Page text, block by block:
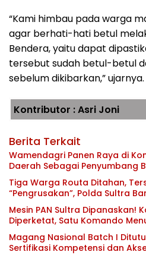
“Kami himbau pada warga
agar berhati-hati betul
Bendera, yaitu dapat
tersebut sudah betul-betul
sebelum dikibarkan,” ujarnya.
Kontributor : Asri Joni
Berita Terkait
Wamendagri Panen Raya di
Daerah Sebagai Penyumbang
Tiga Warga Routa Ditahan,
“Pengrusakan”, Polda Sultra
Mesin PAN Sultra Dipanaskan!
Diperketat, Satu Komando
Magang Nasional Batch I
Sertifikasi Kompetensi dan